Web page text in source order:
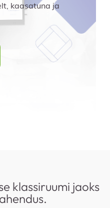
kaasatuna ja
klassiruumi jaoks